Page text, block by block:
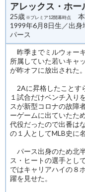
アレックス・ホー
25歳 ※プレミア12開幕時点
本
1999年6月8日生／出
パース
昨季までミルウォー
所属していた若いキャ
が昨オフに放出された。
2Aに昇格したことす
１試合だけベンチ入り
スが新型コロナの故障
ーゲームに出ていたた
代役だったので出番は
の１人としてMLB史に
パース出身のため北
ス・ヒートの選手とし
ではキャリアハイの８
躍を見せた。